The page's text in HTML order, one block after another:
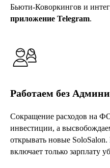
Бьюти-Коворкингов и
приложение Telegram.
Работаем без
Сокращение расходов на
инвестиции, а
открывать новые
включает только зарплату